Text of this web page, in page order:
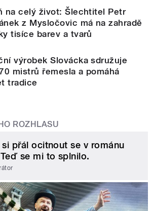
na celý život: Šlechtitel Petr
z Mysločovic má na zahradě
tisíce barev a tvarů
výrobek Slovácka sdružuje
mistrů řemesla a pomáhá
tradice
ROZHLASU
přál ocitnout se v románu
se mi to splnilo.